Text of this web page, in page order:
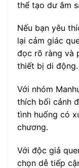
thể tạo dư âm
Nếu bạn yêu
lại cảm giác
đọc rõ ràng và
thiết bị di động.
Với nhóm
thích bối cảnh
tình huống có
chương.
Với độc giả
chọn dễ tiếp